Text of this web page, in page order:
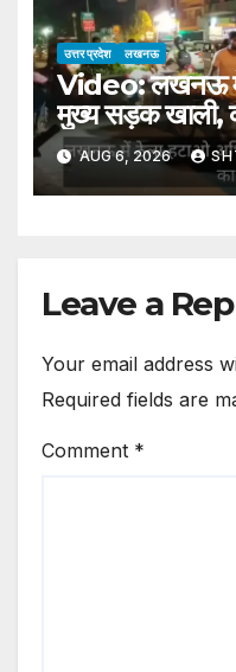
उत्तर प्रदेश लखनऊ
Video: लखनऊ में
मुख्य सड़क खाली,
AUG 6, 2026
Leave a
Your email address
Required fields are
Comment *